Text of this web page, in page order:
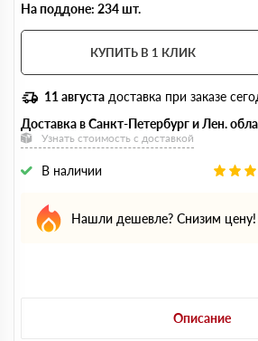
На поддоне: 234 шт.
КУПИТЬ В 1 КЛИК
11 августа доставка при заказе
Доставка в Санкт-Петербург и Лен.
Узнать стоимость с доставкой
В наличии
Нашли дешевле? Снизим цену!
Описание